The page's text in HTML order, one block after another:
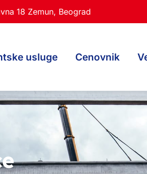
18 Zemun, Beograd
usluge Cenovnik